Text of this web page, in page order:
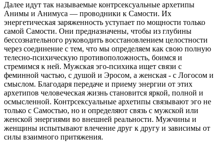
Далее идут так называемые контрсексуальные архетипы
Анимы и Анимуса — проводники к Самости. Их
энергетическая заряженность уступает по мощности только
самой Самости. Они предназначены, чтобы из глубины
бессознательного руководить восстановлением целостности
через соединение с тем, что мы определяем как свою полную
телесно-психическую противоположность, боимся и
стремимся к ней. Мужская эго-психика ищет связи с
феминной частью, с душой и Эросом, а женская - с Логосом и
смыслом. Благодаря передаче и приему энергии от этих
архетипов человеческая жизнь становится яркой, полной и
осмысленной. Контрсексуальные архетипы связывают эго не
только с Самостью, но и определяют связь с мужской или
женской энергиями во внешней реальности. Мужчины и
женщины испытывают влечение друг к другу и зависимы от
силы взаимного притяжения.